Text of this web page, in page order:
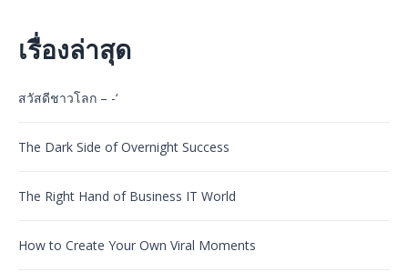
เรื่องล่าสุด
สวัสดีชาวโลก – -‘
The Dark Side of Overnight Success
The Right Hand of Business IT World
How to Create Your Own Viral Moments